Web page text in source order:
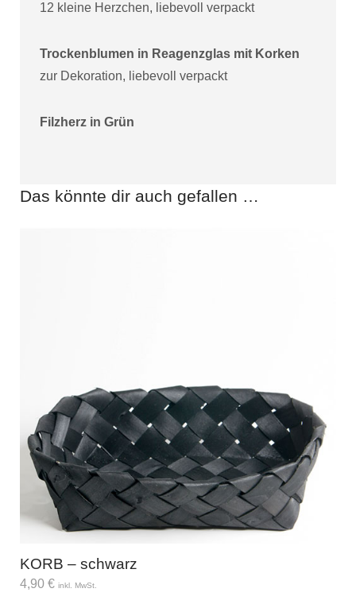
12 kleine Herzchen, liebevoll verpackt
Trockenblumen in Reagenzglas mit Korken
zur Dekoration, liebevoll verpackt
Filzherz in Grün
Das könnte dir auch gefallen …
KORB – schwarz
4,90 € inkl. MwSt.